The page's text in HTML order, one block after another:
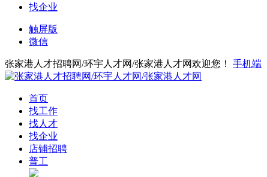
找企业
触屏版
微信
张家港人才招聘网/环宇人才网/张家港人才网欢迎您！ 手机端
首页
找工作
找人才
找企业
店铺招聘
普工